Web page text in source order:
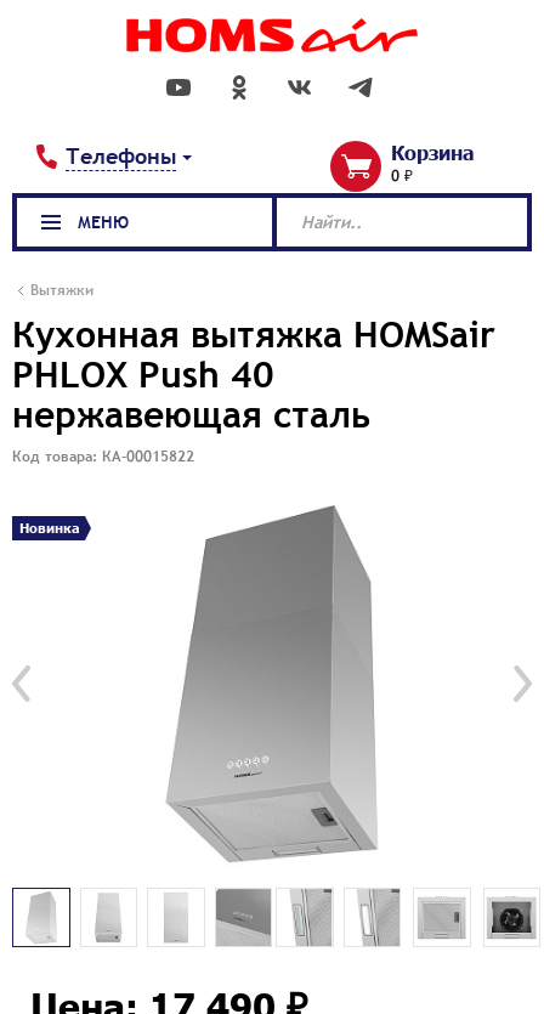
Телефоны Корзина
0 ₽
Вытяжки
Кухонная вытяжка HOMSair
PHLOX Push 40
нержавеющая сталь
Код товара: КА-00015822
Новинка
Цена: 17 490 ₽
МЕНЮ Найти..